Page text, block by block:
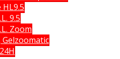
9.5
Zoom
Gelzoomatic